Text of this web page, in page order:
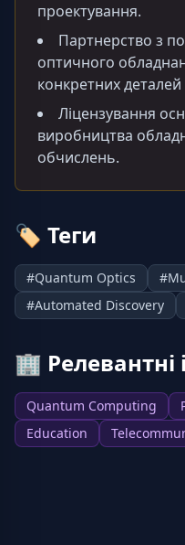
проектування.
Партнерство з
оптичного
конкретних деталей
Ліцензування
виробництва
обчислень.
🏷️ Теги
#Quantum Optics #
#Automated Discovery
🏢 Релевантні
Quantum Computing
Education